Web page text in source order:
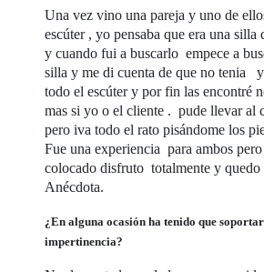
Una vez vino una pareja y uno de
escúter , yo pensaba que era una silla
y cuando fui a buscarlo empece a
silla y me di cuenta de que no tenia
todo el escúter y por fin las encontré
mas si yo o el cliente . pude llevar al
pero iva todo el rato pisándome los
Fue una experiencia para ambos
colocado disfruto totalmente y quedo
Anécdota.
¿En alguna ocasión ha tenido que
impertinencia?